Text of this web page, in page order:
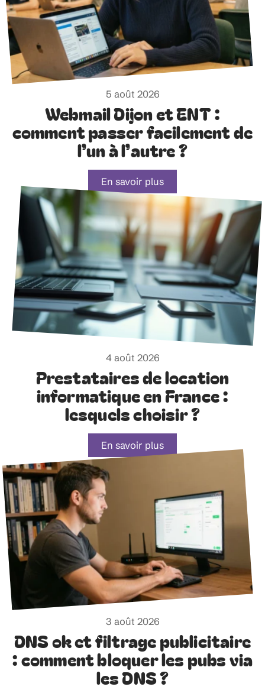
5 août 2026
Webmail Dijon et ENT :
comment passer facilement de
l’un à l’autre ?
En savoir plus
4 août 2026
Prestataires de location
informatique en France :
lesquels choisir ?
En savoir plus
3 août 2026
DNS ok et filtrage publicitaire
: comment bloquer les pubs via
les DNS ?